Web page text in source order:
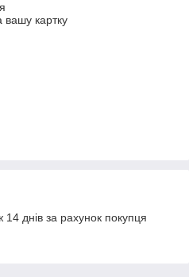
вашу картку
днів за рахунок покупця